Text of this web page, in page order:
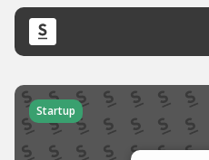
Startup